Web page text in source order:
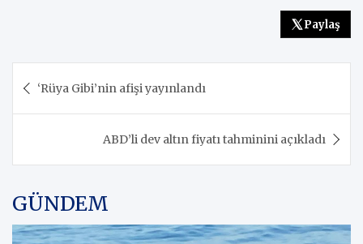
Paylaş
gezinmesi
‘Rüya Gibi’nin afişi yayınlandı
ABD’li dev altın fiyatı tahminini açıkladı
GÜNDEM